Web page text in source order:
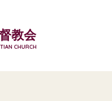
教会
CHURCH